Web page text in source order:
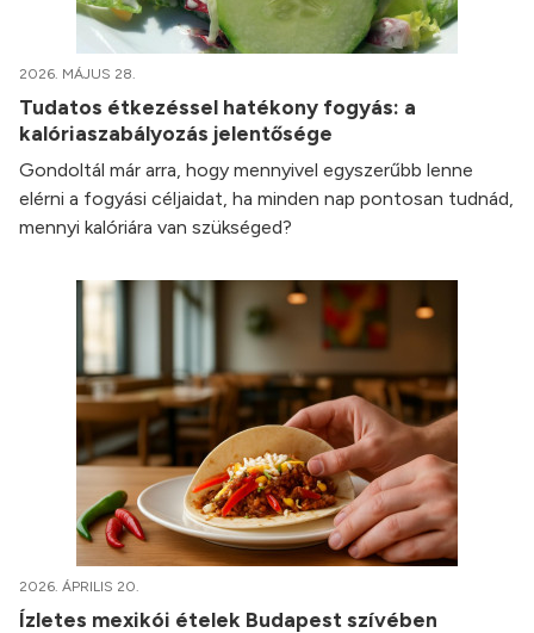
2026. MÁJUS 28.
Tudatos étkezéssel hatékony fogyás: a
kalóriaszabályozás jelentősége
Gondoltál már arra, hogy mennyivel egyszerűbb lenne
elérni a fogyási céljaidat, ha minden nap pontosan tudnád,
mennyi kalóriára van szükséged?
2026. ÁPRILIS 20.
Ízletes mexikói ételek Budapest szívében